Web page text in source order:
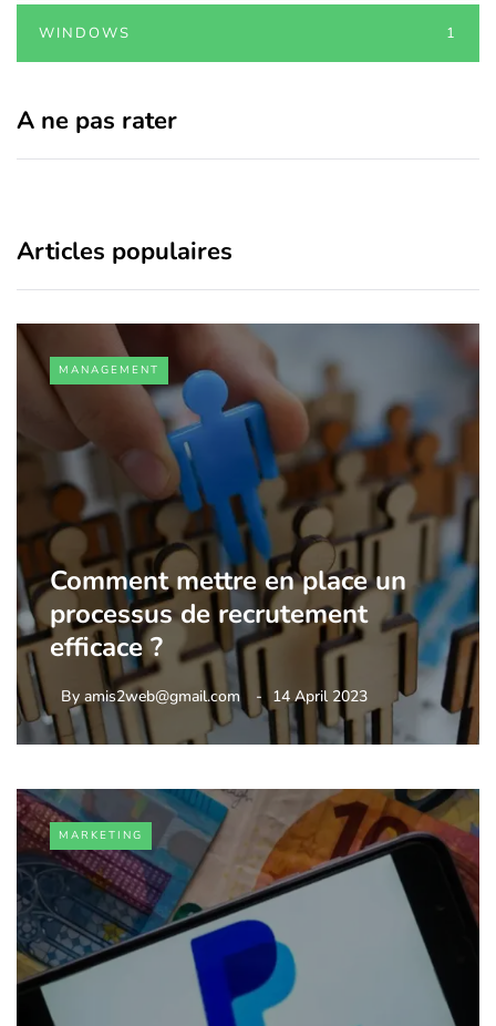
WINDOWS 1
A ne pas rater
Articles populaires
MANAGEMENT
Comment mettre en place un
processus de recrutement
efficace ?
By amis2web@gmail.com 14 April 2023
MARKETING